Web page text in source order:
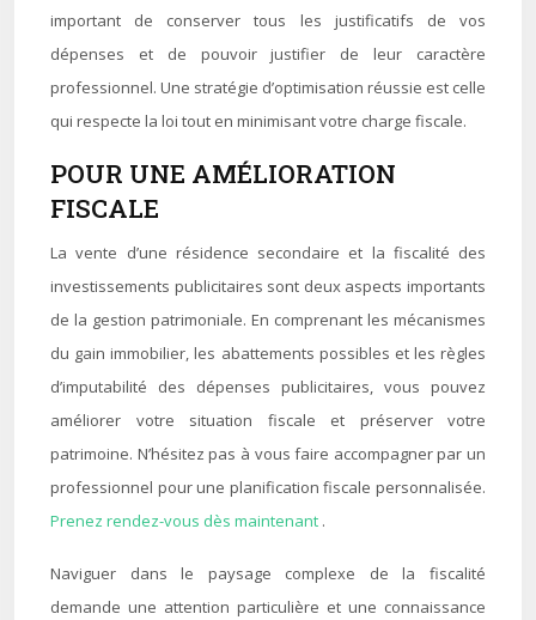
important de conserver tous les justificatifs de vos
dépenses et de pouvoir justifier de leur caractère
professionnel. Une stratégie d’optimisation réussie est celle
qui respecte la loi tout en minimisant votre charge fiscale.
POUR UNE AMÉLIORATION
FISCALE
La vente d’une résidence secondaire et la fiscalité des
investissements publicitaires sont deux aspects importants
de la gestion patrimoniale. En comprenant les mécanismes
du gain immobilier, les abattements possibles et les règles
d’imputabilité des dépenses publicitaires, vous pouvez
améliorer votre situation fiscale et préserver votre
patrimoine. N’hésitez pas à vous faire accompagner par un
professionnel pour une planification fiscale personnalisée.
Prenez rendez-vous dès maintenant .
Naviguer dans le paysage complexe de la fiscalité
demande une attention particulière et une connaissance